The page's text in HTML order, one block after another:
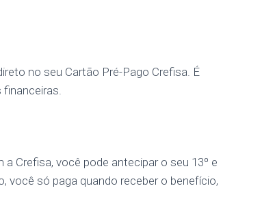
no seu Cartão Pré-Pago Crefisa. É
Crefisa, você pode antecipar o seu 13º e
você só paga quando receber o benefício,